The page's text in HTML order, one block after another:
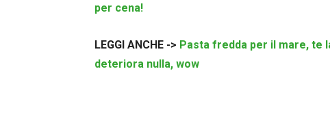
per cena!
LEGGI ANCHE -> Pasta fredda per il mare, te
deteriora nulla, wow